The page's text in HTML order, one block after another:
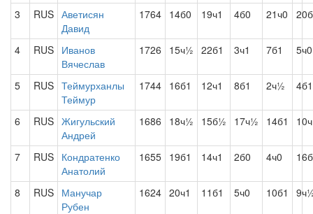
3 RUS Аветисян
Давид
1764 14б0 19ч1 4б0 21ч0
4 RUS Иванов
Вячеслав
1726 15ч½ 22б1 3ч1 7б1 5ч0
5 RUS Теймурханлы
Теймур
1744 16б1 12ч1 8б1 2ч½ 4б1
6 RUS Жигульский
Андрей
1686 18ч½ 15б½ 17ч½ 14б1
7 RUS Кондратенко
Анатолий
1655 19б1 14ч1 2б0 4ч0
8 RUS Манучар
Рубен
1624 20ч1 11б1 5ч0 10б1